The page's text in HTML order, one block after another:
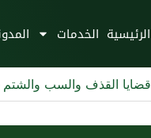
الرئيسية الخدمات
قضايا القذف والسب والشتم